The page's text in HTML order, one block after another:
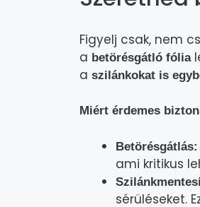
Figyelj csak, nem
a betörésgátló fólia
a szilánkokat is
Miért érdemes
Betörésgátlás:
ami kritikus
sérüléseket.